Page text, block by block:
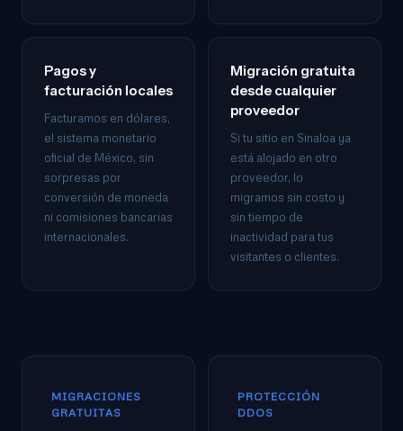
Pagos y
facturación locales
Facturamos en dólares,
el sistema monetario
oficial de México, sin
sorpresas por
conversión de moneda
ni comisiones bancarias
internacionales.
Migración gratuita
desde cualquier
proveedor
Si tu sitio en Sinaloa ya
está alojado en otro
proveedor, lo
migramos sin costo y
sin tiempo de
inactividad para tus
visitantes o clientes.
MIGRACIONES
GRATUITAS
PROTECCIÓN
DDOS